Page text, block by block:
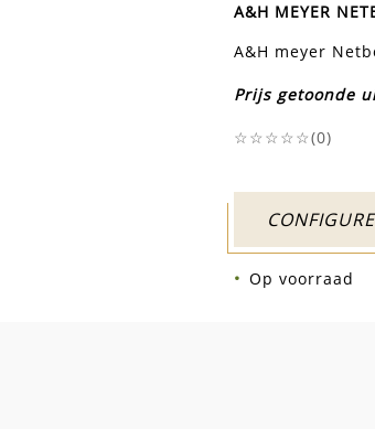
A&H MEYER
A&H meyer
Prijs getoonde
☆☆☆☆☆(0)
Op voorraad